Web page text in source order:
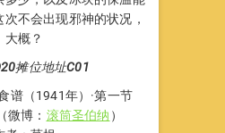
不会出现邪神的状况，
大概？
摊位地址C01
谱（1941年）·第一节
微博： 滚筒圣伯纳 ）